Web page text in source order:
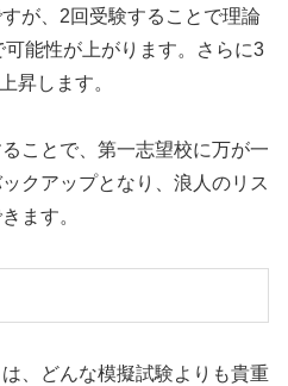
が、2回受験することで理論
可能性が上がります。さらに3
昇します。
ことで、第一志望校に万が一
クアップとなり、浪人のリス
ます。
、どんな模擬試験よりも貴重